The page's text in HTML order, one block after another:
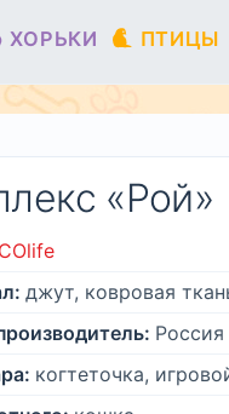
ХОРЬКИ ПТИЦЫ
«Рой»
джут, ковровая
Россия
когтеточка,